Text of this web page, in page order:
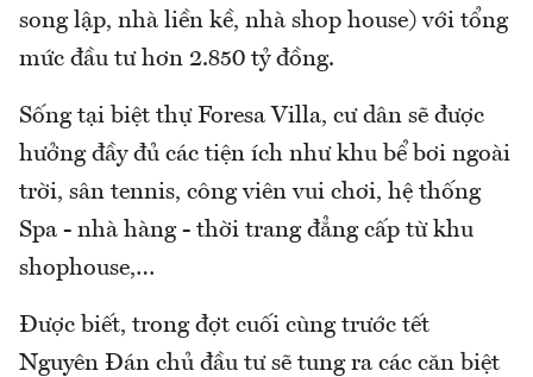
song lập, nhà liền kề, nhà shop house) với tổng
mức đầu tư hơn 2.850 tỷ đồng.
Sống tại biệt thự Foresa Villa, cư dân sẽ được
hưởng đầy đủ các tiện ích như khu bể bơi ngoài
trời, sân tennis, công viên vui chơi, hệ thống
Spa - nhà hàng - thời trang đẳng cấp từ khu
shophouse,…
Được biết, trong đợt cuối cùng trước tết
Nguyên Đán chủ đầu tư sẽ tung ra các căn biệt